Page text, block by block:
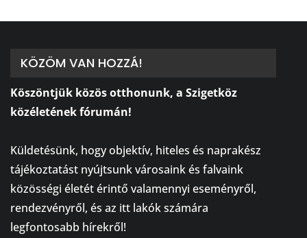
KÖZÖM VAN HOZZÁ!
Köszöntjük közös otthonunk, a Szigetköz
közéletének fórumán!
Küldetésünk, hogy objektív, hiteles és naprakész
tájékoztatást nyújtsunk városaink és falvaink
közösségi életét érintő valamennyi eseményről,
rendezvényről, és az itt lakók számára
legfontosabb hírekről!